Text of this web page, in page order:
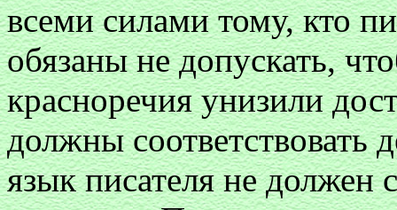
всеми силами тому, кто
обязаны не допускать,
красноречия унизили
должны соответствовать
язык писателя не должен